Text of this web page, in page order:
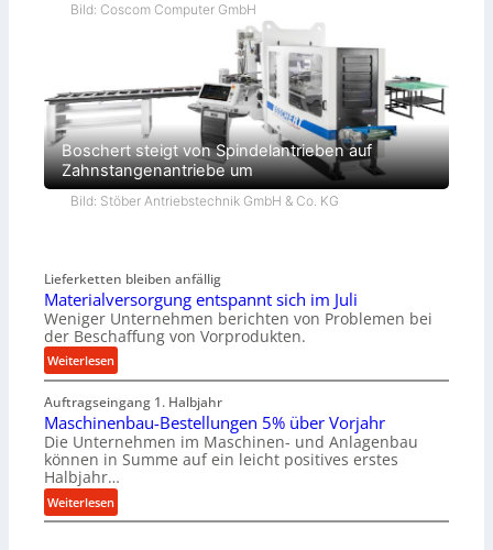
Bild: Coscom Computer GmbH
Boschert steigt von Spindelantrieben auf
Zahnstangenantriebe um
Bild: Stöber Antriebstechnik GmbH & Co. KG
Lieferketten bleiben anfällig
Materialversorgung entspannt sich im Juli
Weniger Unternehmen berichten von Problemen bei
der Beschaffung von Vorprodukten.
Weiterlesen:
M
a
t
e
r
i
a
l
Auftragseingang 1. Halbjahr
Maschinenbau-Bestellungen 5% über Vorjahr
Die Unternehmen im Maschinen- und Anlagenbau
können in Summe auf ein leicht positives erstes
Halbjahr…
Weiterlesen:
M